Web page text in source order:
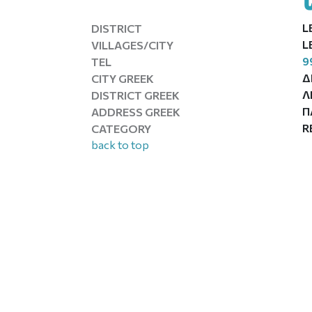
DISTRICT
VILLAGES/CITY
TEL
CITY GREEK
DISTRICT GREEK
ADDRESS GREEK
CATEGORY
back to top